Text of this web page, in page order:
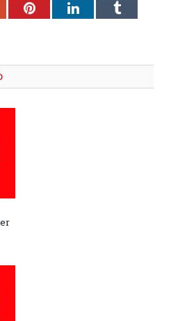
PinterestLinkedInTumblr